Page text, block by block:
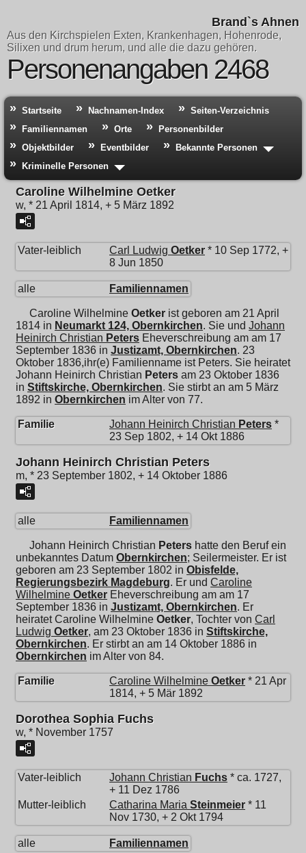
Brand`s Ahnen
Aus den Kirchspielen Exten, Krankenhagen, Hohenrode,
Silixen und drum herum, und alle die dazu gehören.
Personenangaben 2468
Startseite Nachnamen-Index
Seiten-Verzeichnis
Familiennamen
Orte
Personenbilder
Objektbilder
Eventbilder
Bekannte Personen
Kriminelle Personen
Caroline Wilhelmine Oetker
w, * 21 April 1814, + 5 März 1892
Vater-leiblich Carl Ludwig Oetker * 10 Sep 1772, +
8 Jun 1850
alle Familiennamen
Caroline Wilhelmine Oetker ist geboren am 21 April
1814 in Neumarkt 124, Obernkirchen. Sie und Johann
Heinirch Christian Peters Eheverschreibung am am 17
September 1836 in Justizamt, Obernkirchen. 23
Oktober 1836,ihr(e) Familienname ist Peters. Sie heiratet
Johann Heinirch Christian Peters am 23 Oktober 1836
in Stiftskirche, Obernkirchen. Sie stirbt an am 5 März
1892 in Obernkirchen im Alter von 77.
Familie Johann Heinirch Christian Peters *
23 Sep 1802, + 14 Okt 1886
Johann Heinirch Christian Peters
m, * 23 September 1802, + 14 Oktober 1886
alle Familiennamen
Johann Heinirch Christian Peters hatte den Beruf ein
unbekanntes Datum Obernkirchen; Seilermeister. Er ist
geboren am 23 September 1802 in Obisfelde,
Regierungsbezirk Magdeburg. Er und Caroline
Wilhelmine Oetker Eheverschreibung am am 17
September 1836 in Justizamt, Obernkirchen. Er
heiratetCaroline Wilhelmine Oetker, Tochter von Carl
Ludwig Oetker, am 23 Oktober 1836 in Stiftskirche,
Obernkirchen. Er stirbt an am 14 Oktober 1886 in
Obernkirchen im Alter von 84.
Familie Caroline Wilhelmine Oetker * 21 Apr
1814, + 5 Mär 1892
Dorothea Sophia Fuchs
w, * November 1757
Vater-leiblich Johann Christian Fuchs * ca. 1727,
+ 11 Dez 1786
Mutter-leiblich
Catharina Maria Steinmeier * 11
Nov 1730, + 2 Okt 1794
alle Familiennamen